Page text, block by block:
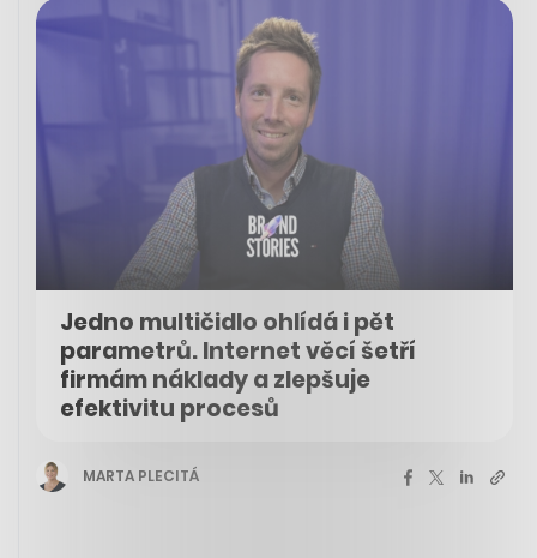
Jedno multičidlo ohlídá i pět
parametrů. Internet věcí šetří
firmám náklady a zlepšuje
efektivitu procesů
MARTA PLECITÁ